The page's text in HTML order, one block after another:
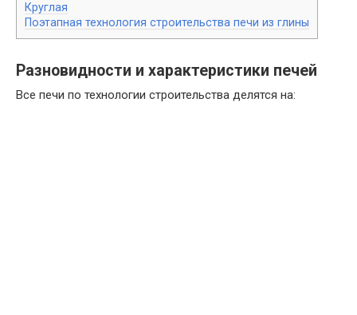
Круглая
Поэтапная технология строительства печи из глины
Разновидности и характеристики печей
Все печи по технологии строительства делятся на: